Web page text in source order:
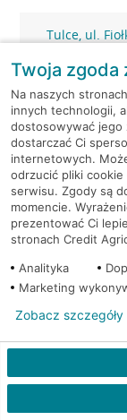
Tulce, ul.
Kredyt
Weź kredyt
nie muszą
Twoja zgoda
Na naszych
innych technologii,
dostosowywać jego
dostarczać Ci
internetowych.
odrzucić pliki
serwisu. Zgody są
momencie.
prezentować Ci
stronach Credit
Analityka
Marketing
Zobacz